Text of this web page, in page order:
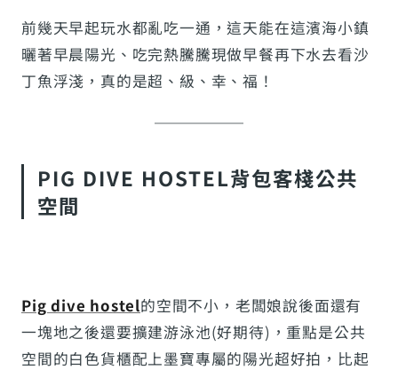
前幾天早起玩水都亂吃一通，這天能在這濱海小鎮
曬著早晨陽光、吃完熱騰騰現做早餐再下水去看沙
丁魚浮淺，真的是超、級、幸、福！
PIG DIVE HOSTEL背包客棧公共
空間
Pig dive hostel的空間不小，老闆娘說後面還有
一塊地之後還要擴建游泳池(好期待)，重點是公共
空間的白色貨櫃配上墨寶專屬的陽光超好拍，比起